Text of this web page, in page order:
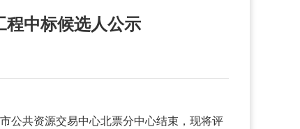
程中标候选人公示
公共资源交易中心北票分中心结束，现将评